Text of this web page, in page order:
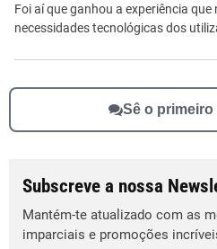
Foi aí que ganhou a experiência
necessidades tecnológicas dos
Sê o
Subscreve a nossa
Mantém-te atualizado com as
imparciais e promoções